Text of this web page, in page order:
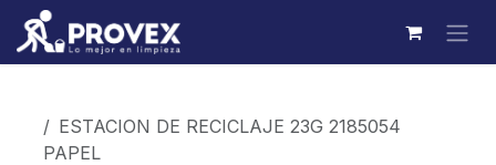
Ir al contenido
ESTACION DE RECICLAJE 23G 2185054
PAPEL